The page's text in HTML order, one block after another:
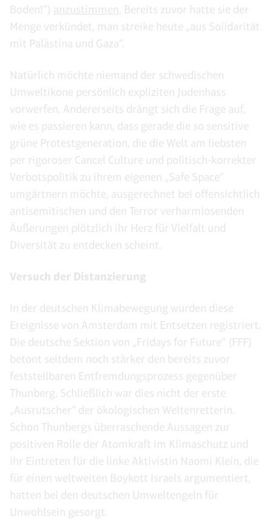
Boden!“) anzustimmen . Bereits zuvor hatte sie der
Menge verkündet, man streike heute „aus Solidarität
mit Palästina und Gaza“.
Natürlich möchte niemand der schwedischen
Umweltikone persönlich expliziten Judenhass
vorwerfen. Andererseits drängt sich die Frage auf,
wie es passieren kann, dass gerade die so sensitive
grüne Protestgeneration, die die Welt am liebsten
per rigoroser Cancel Culture und politisch-korrekter
Verbotspolitik zu ihrem eigenen „Safe Space“
umgärtnern möchte, ausgerechnet bei offensichtlich
antisemitischen und den Terror verharmlosenden
Äußerungen plötzlich ihr Herz für Vielfalt und
Diversität zu entdecken scheint.
Versuch der Distanzierung
In der deutschen Klimabewegung wurden diese
Ereignisse von Amsterdam mit Entsetzen registriert.
Die deutsche Sektion von „Fridays for Future“ (FFF)
betont seitdem noch stärker den bereits zuvor
feststellbaren Entfremdungsprozess gegenüber
Thunberg. Schließlich war dies nicht der erste
„Ausrutscher“ der ökologischen Weltenretterin.
Schon Thunbergs überraschende Aussagen zur
positiven Rolle der Atomkraft im Klimaschutz und
ihr Eintreten für die linke Aktivistin Naomi Klein, die
für einen weltweiten Boykott Israels argumentiert,
hatten bei den deutschen Umweltengeln für
Unwohlsein gesorgt.